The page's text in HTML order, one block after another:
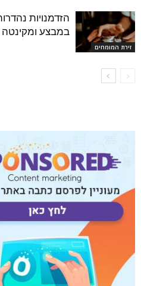
זירת המומחים
הזדמנויות
במבצע ומקינטה